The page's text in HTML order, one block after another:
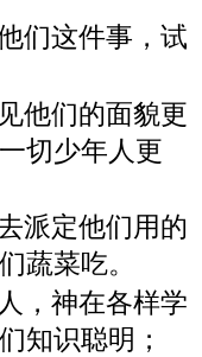
们这件事，试
他们的面貌更
切少年人更
派定他们用的
蔬菜吃。
，神在各样学
知识聪明；